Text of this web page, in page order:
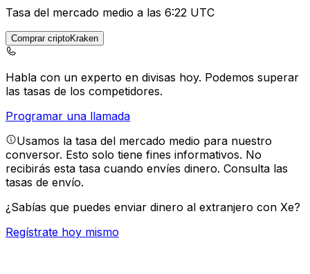
Tasa del mercado medio a las 6:22 UTC
Comprar criptoKraken
Habla con un experto en divisas hoy. Podemos superar
las tasas de los competidores.
Programar una llamada
Usamos la tasa del mercado medio para nuestro
conversor. Esto solo tiene fines informativos. No
recibirás esta tasa cuando envíes dinero. Consulta las
tasas de envío.
¿Sabías que puedes enviar dinero al extranjero con Xe?
Regístrate hoy mismo